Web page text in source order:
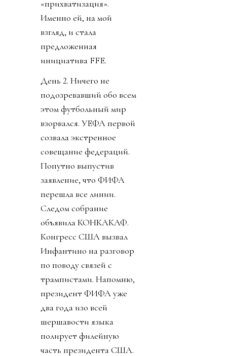
«прихватизация».
Именно ей, на мой
взгляд, и стала
предложенная
инициатива FFE.
День 2. Ничего не
подозревавший обо всем
этом футбольный мир
взорвался. УЕФА первой
созвала экстренное
совещание федераций.
Попутно выпустив
заявление, что ФИФА
перешла все линии.
Следом собрание
объявила КОНКАКАФ.
Конгресс США вызвал
Инфантино на разговор
по поводу связей с
трампистами. Напомню,
президент ФИФА уже
два года изо всей
шершавости языка
полирует филейную
часть президента США.